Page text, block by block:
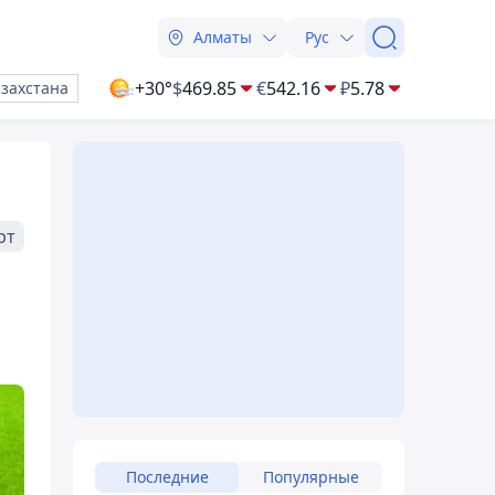
Алматы Рус
+30°$469.85 €542.16 ₽5.78
Последние Популярные